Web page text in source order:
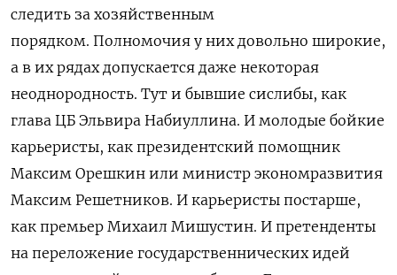
следить за хозяйственным
порядком. Полномочия у них довольно широкие,
а в их рядах допускается даже некоторая
неоднородность. Тут и бывшие сислибы, как
глава ЦБ Эльвира Набиуллина. И молодые бойкие
карьеристы, как президентский помощник
Максим Орешкин или министр экономразвития
Максим Решетников. И карьеристы постарше,
как премьер Михаил Мишустин. И претенденты
на переложение государственнических идей